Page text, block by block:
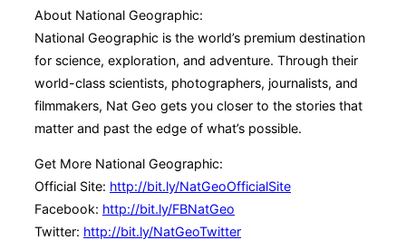
About National Geographic:
National Geographic is the world’s premium destination
for science, exploration, and adventure. Through their
world-class scientists, photographers, journalists, and
filmmakers, Nat Geo gets you closer to the stories that
matter and past the edge of what’s possible.
Get More National Geographic:
Official Site: http://bit.ly/NatGeoOfficialSite
Facebook: http://bit.ly/FBNatGeo
Twitter: http://bit.ly/NatGeoTwitter